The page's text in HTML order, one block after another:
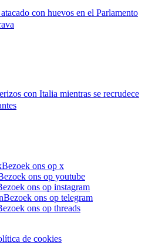
con huevos en el Parlamento
con Italia mientras se recrudece
Bezoek ons op x
ons op youtube
ons op instagram
Bezoek ons op telegram
ons op threads
de cookies